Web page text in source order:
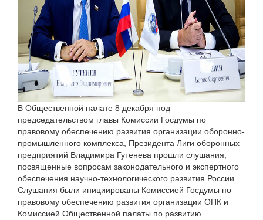
В Общественной палате 8 декабря под
председательством главы Комиссии Госдумы по
правовому обеспечению развития организации оборонно-
промышленного комплекса, Президента Лиги оборонных
предприятий Владимира Гутенева прошли слушания,
посвященные вопросам законодательного и экспертного
обеспечения научно-технологического развития России.
Слушания были инициированы Комиссией Госдумы по
правовому обеспечению развития организации ОПК и
Комиссией Общественной палаты по развитию